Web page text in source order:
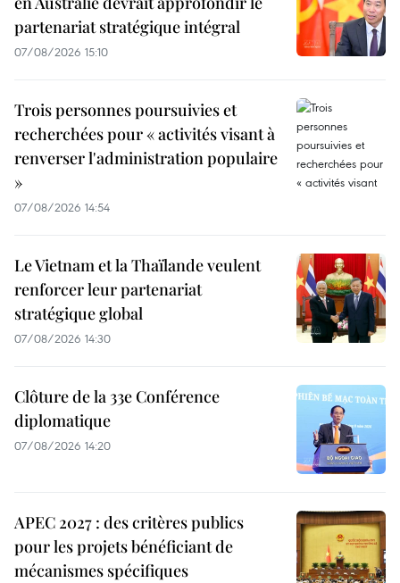
partenariat stratégique intégral
07/08/2026 15:10
Trois personnes poursuivies et
recherchées pour « activités visant à
renverser l'administration populaire
»
07/08/2026 14:54
Le Vietnam et la Thaïlande veulent
renforcer leur partenariat
stratégique global
07/08/2026 14:30
Clôture de la 33e Conférence
diplomatique
07/08/2026 14:20
APEC 2027 : des critères publics
pour les projets bénéficiant de
mécanismes spécifiques